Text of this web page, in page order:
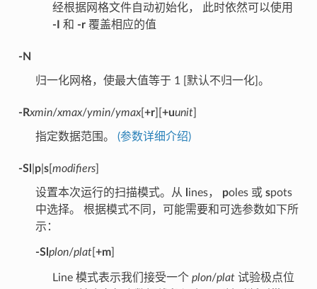
经根据网格文件自动初始化， 此时依然可以使用
-I
和 -r覆盖相应的值
-N
归一化网格，使最大值等于 1 [默认不归一化]。
-Rxmin/xmax/ymin/ymax[ +r][ +uunit]
指定数据范围。 (参数详细介绍)
-Sl p| s[ modifiers]
设置本次运行的扫描模式。从 ines， poles 或 spots
中选择。 根据模式不同，可能需要和可选参数如下所
示：
-Sl plon/plat[ +m]
Line 模式表示我们接受一个 plon/plat试验极点位